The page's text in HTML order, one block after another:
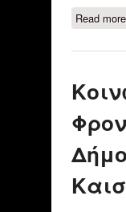
Read more